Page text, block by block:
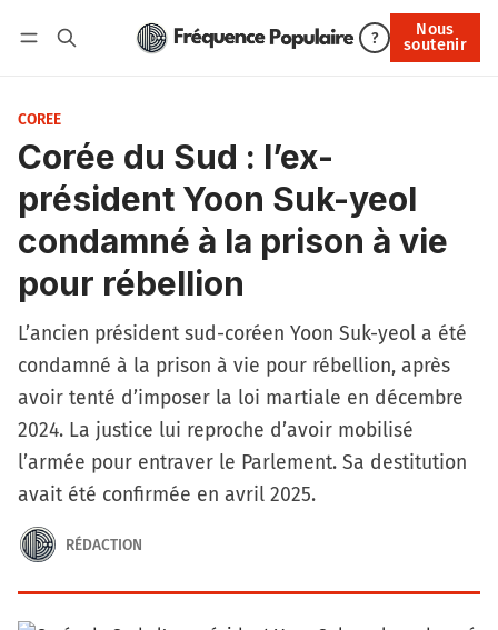
?
Nous
soutenir
Nous soutenir
COREE
Corée du Sud : l’ex-
président Yoon Suk-yeol
condamné à la prison à vie
pour rébellion
L’ancien président sud-coréen Yoon Suk-yeol a été
condamné à la prison à vie pour rébellion, après
avoir tenté d’imposer la loi martiale en décembre
2024. La justice lui reproche d’avoir mobilisé
l’armée pour entraver le Parlement. Sa destitution
avait été confirmée en avril 2025.
RÉDACTION